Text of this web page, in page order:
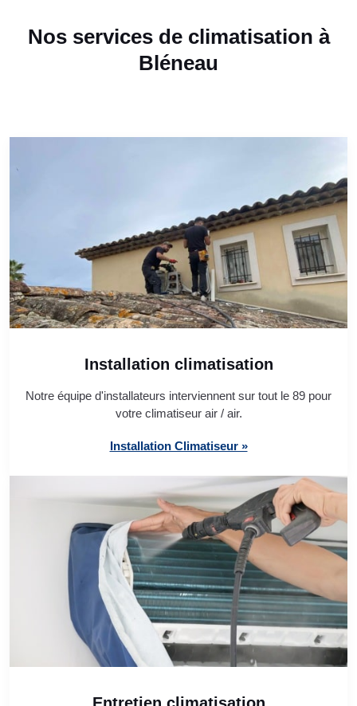
Nos services de climatisation à
Bléneau
Installation climatisation
Notre équipe d'installateurs interviennent sur tout le 89 pour
votre climatiseur air / air.
Installation Climatiseur »